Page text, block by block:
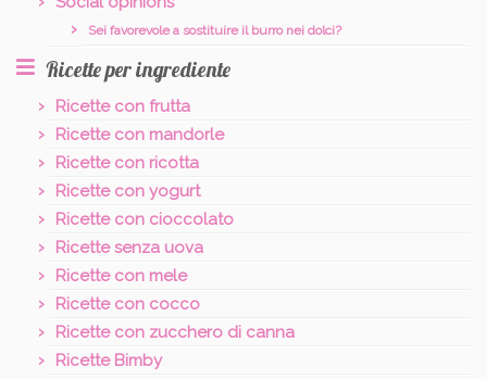
Sei favorevole a sostituire il burro nei dolci?
Ricette per ingrediente
Ricette con frutta
Ricette con mandorle
Ricette con ricotta
Ricette con yogurt
Ricette con cioccolato
Ricette senza uova
Ricette con mele
Ricette con cocco
Ricette con zucchero di canna
Ricette Bimby